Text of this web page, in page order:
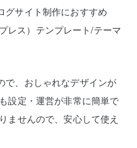
グサイト制作におすすめ
レス）テンプレート/テーマ
で、おしゃれなデザインが
設定・運営が非常に簡単で
ませんので、安心して使え